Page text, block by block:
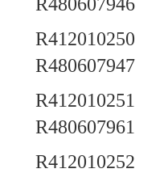
R412010250
R480607947
R412010251
R480607961
R412010252